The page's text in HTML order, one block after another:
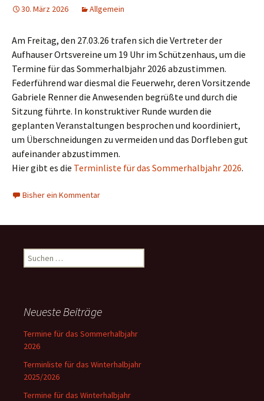
30. März 2026 Allgemein
Am Freitag, den 27.03.26 trafen sich die Vertreter der
Aufhauser Ortsvereine um 19 Uhr im Schützenhaus, um die
Termine für das Sommerhalbjahr 2026 abzustimmen.
Federführend war diesmal die Feuerwehr, deren Vorsitzende
Gabriele Renner die Anwesenden begrüßte und durch die
Sitzung führte. In konstruktiver Runde wurden die
geplanten Veranstaltungen besprochen und koordiniert,
um Überschneidungen zu vermeiden und das Dorfleben gut
aufeinander abzustimmen.
Hier gibt es die Terminliste für das Sommerhalbjahr 2026.
Bisher ein Kommentar
Suchen
nach:
Neueste Beiträge
Termine für das Sommerhalbjahr
2026
Terminliste für das Winterhalbjahr
2025/2026
Termine für das Winterhalbjahr